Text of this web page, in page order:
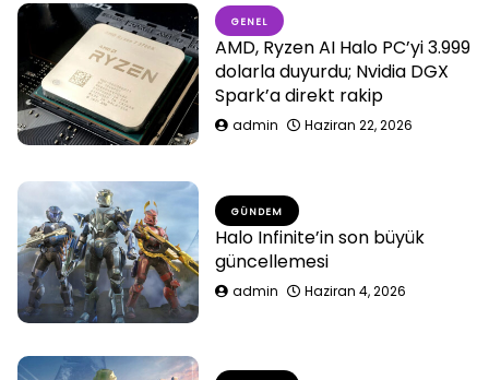
GENEL
AMD, Ryzen AI Halo PC’yi 3.999
dolarla duyurdu; Nvidia DGX
Spark’a direkt rakip
admin Haziran 22, 2026
GÜNDEM
Halo Infinite’in son büyük
güncellemesi
admin Haziran 4, 2026